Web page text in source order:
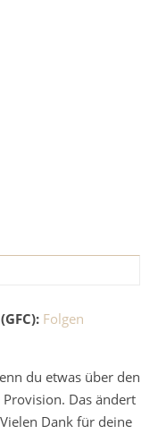
Folgen
du etwas über den
Das ändert
Dank für deine